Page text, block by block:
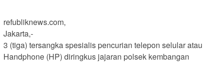
refubliknews.com,
Jakarta,-
3 (tiga) tersangka spesialis pencurian telepon selular atau
Handphone (HP) diringkus jajaran polsek kembangan